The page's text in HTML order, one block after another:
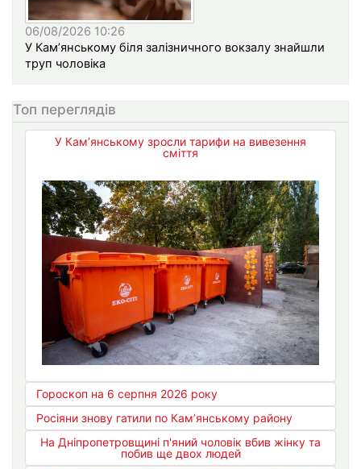
06/08/2026 10:26
У Кам’янському біля залізничного вокзалу знайшли
труп чоловіка
Топ переглядів
У Кам’янському зросли тарифи на вивезення
сміття
Гороскоп на 6 серпня 2026 року
Росіяни знову гатили по Кам’янському району
На Дніпропетровщині п'яний чоловік вбив жінку та
побив ще двох людей